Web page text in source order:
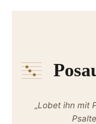
„Lobet ihn mit